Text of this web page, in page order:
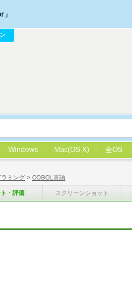
ラミング > COBOL言語
・評価 スクリーンショット
Windows Mac(OS X) 全OS